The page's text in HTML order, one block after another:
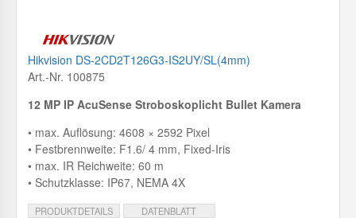
Hikvision DS-2CD2T126G3-IS2UY/SL(4mm)
Art.-Nr. 100875
12 MP IP AcuSense Stroboskoplicht Bullet Kamera
• max. Auflösung: 4608 × 2592 Pixel
• Festbrennweite: F1.6/ 4 mm, Fixed-Iris
• max. IR Reichweite: 60 m
• Schutzklasse: IP67, NEMA 4X
PRODUKTDETAILS
DATENBLATT